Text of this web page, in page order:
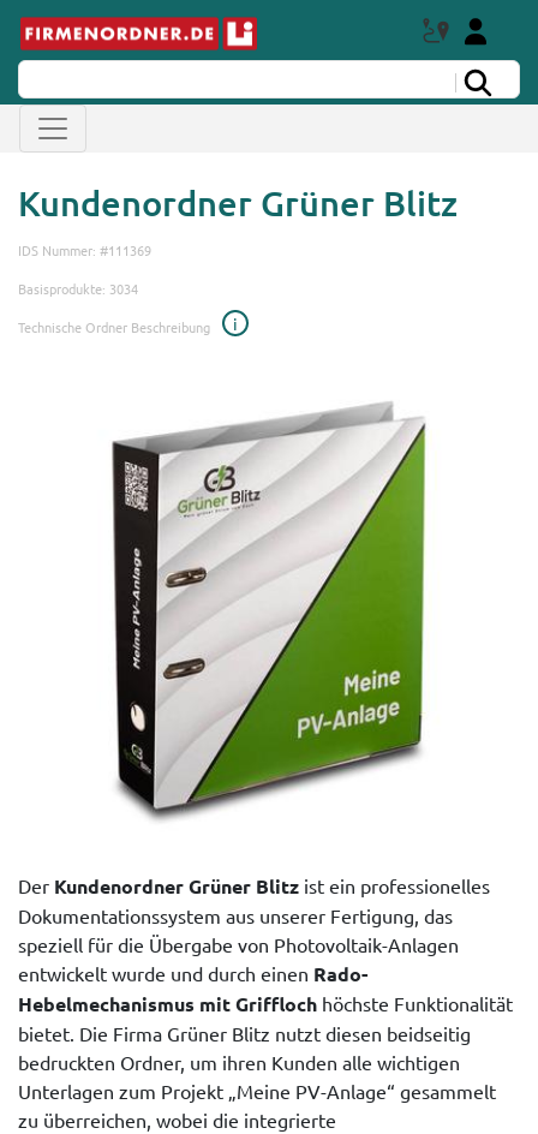
Kundenordner Grüner Blitz
IDS Nummer: #111369
Basisprodukte: 3034
Technische Ordner Beschreibung
i
Der Kundenordner Grüner Blitz ist ein professionelles
Dokumentationssystem aus unserer Fertigung, das
speziell für die Übergabe von Photovoltaik-Anlagen
entwickelt wurde und durch einen Rado-
Hebelmechanismus mit Griffloch höchste Funktionalität
bietet. Die Firma Grüner Blitz nutzt diesen beidseitig
bedruckten Ordner, um ihren Kunden alle wichtigen
Unterlagen zum Projekt „Meine PV-Anlage“ gesammelt
zu überreichen, wobei die integrierte